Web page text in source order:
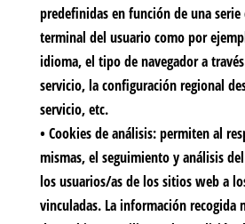
predefinidas en función de una
terminal del usuario como por
idioma, el tipo de navegador a
servicio, la configuración regional
servicio, etc.
• Cookies de análisis:permiten al
mismas, el seguimiento y análisis
los usuarios/as de los sitios web a
vinculadas. La información recogida